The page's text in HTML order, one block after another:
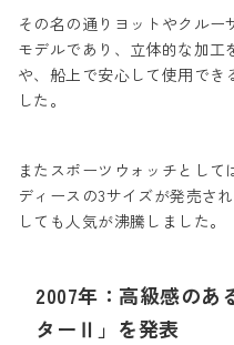
その名の通りヨットやクルー
モデルであり、立体的な加工
や、船上で安心して使用でき
した。
またスポーツウォッチとし
ディースの3サイズが発売さ
しても人気が沸騰しました。
2007年：高級感のあ
ターⅡ」を発表